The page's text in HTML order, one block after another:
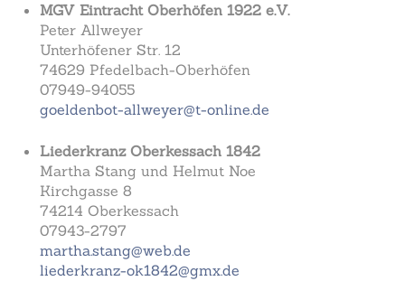
MGV Eintracht Oberhöfen 1922 e.V.
Peter Allweyer
Unterhöfener Str. 12
74629 Pfedelbach-Oberhöfen
07949-94055
goeldenbot-allweyer@t-online.de
Liederkranz Oberkessach 1842
Martha Stang und Helmut Noe
Kirchgasse 8
74214 Oberkessach
07943-2797
martha.stang@web.de
liederkranz-ok1842@gmx.de